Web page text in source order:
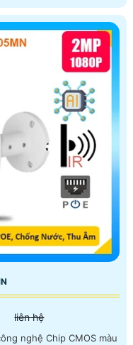
liên hệ
nghệ Chip CMOS màu